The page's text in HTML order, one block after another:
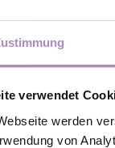
verwendet
werden
von